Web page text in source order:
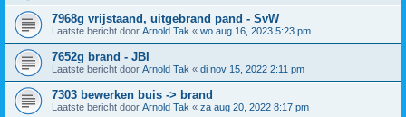
7968g vrijstaand, uitgebrand pand - SvW
Laatste bericht door Arnold Tak « wo aug 16, 2023 5:23 pm
7652g brand - JBI
Laatste bericht door Arnold Tak « di nov 15, 2022 2:11 pm
7303 bewerken buis -> brand
Laatste bericht door Arnold Tak « za aug 20, 2022 8:17 pm